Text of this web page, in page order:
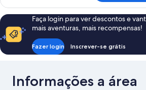
família,
vista
para
jardim
Faça login para ver descontos e
mais aventuras, mais recompensas!
Fazer login Inscrever-se grátis
Informações a área